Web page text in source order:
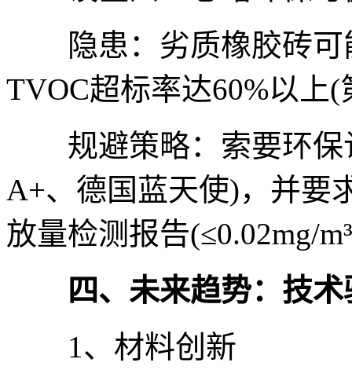
隐患：劣质橡胶砖可
TVOC超标率达60%以上
规避策略：索要环保
A+、德国蓝天使)，并要
放量检测报告(≤0.02mg/
四、未来趋势：技术
1、材料创新